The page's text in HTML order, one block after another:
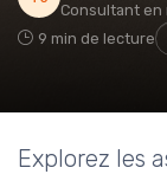
Consultant
9 min de lecture
Explorez les